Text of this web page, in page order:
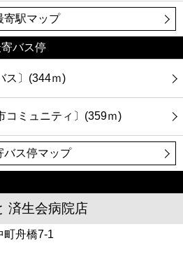
寄駅マップ
バス停
ス〕(344ｍ)
コミュニティ〕(359ｍ)
バス停マップ
済生会病院店
町舟橋7-1